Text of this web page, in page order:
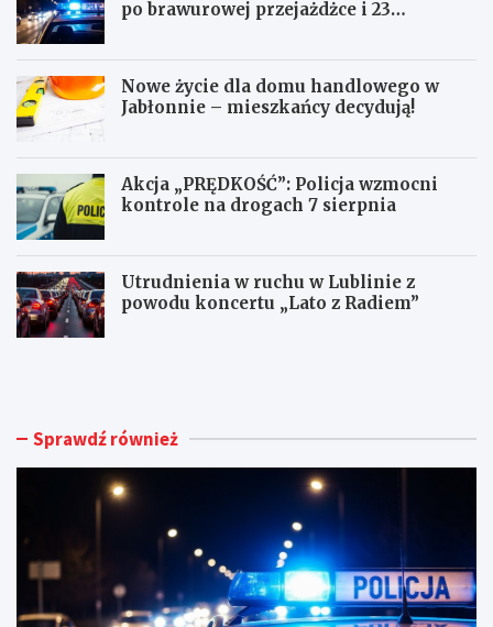
po brawurowej przejażdżce i 23
Nowe życie dla domu handlowego w
Jabłonnie – mieszkańcy decydują!
Akcja „PRĘDKOŚĆ”: Policja wzmocni
kontrole na drogach 7 sierpnia
Utrudnienia w ruchu w Lublinie z
powodu koncertu „Lato z Radiem”
M
k
w
N
y Sprawdź również